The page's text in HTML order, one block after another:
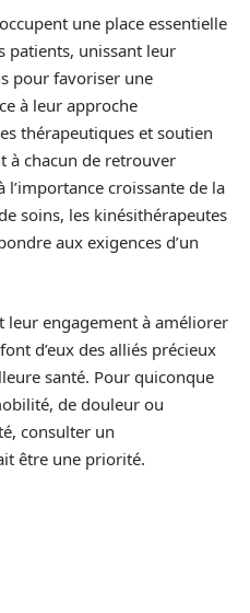
une place essentielle
patients, unissant leur
pour favoriser une
à leur approche
thérapeutiques et soutien
à chacun de retrouver
croissante de la
soins, les kinésithérapeutes
aux exigences d’un
leur engagement à améliorer
d’eux des alliés précieux
santé. Pour quiconque
de douleur ou
consulter un
être une priorité.